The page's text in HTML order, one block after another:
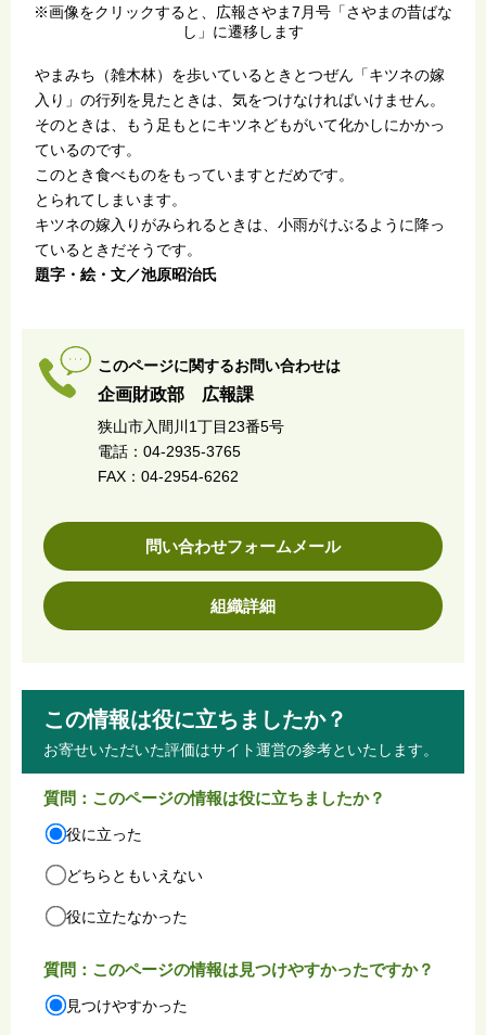
※画像をクリックすると、広報さやま7月号「さやまの昔ばな
し」に遷移します
やまみち（雑木林）を歩いているときとつぜん「キツネの嫁
入り」の行列を見たときは、気をつけなければいけません。
そのときは、もう足もとにキツネどもがいて化かしにかかっ
ているのです。
このとき食べものをもっていますとだめです。
とられてしまいます。
キツネの嫁入りがみられるときは、小雨がけぶるように降っ
ているときだそうです。
題字・絵・文／池原昭治氏
このページに関するお問い合わせは
企画財政部 広報課
狭山市入間川1丁目23番5号
電話：04-2935-3765
FAX：04-2954-6262
問い合わせフォームメール
組織詳細
この情報は役に立ちましたか？
お寄せいただいた評価はサイト運営の参考といたします。
質問：このページの情報は役に立ちましたか？
役に立った
どちらともいえない
役に立たなかった
質問：このページの情報は見つけやすかったですか？
見つけやすかった